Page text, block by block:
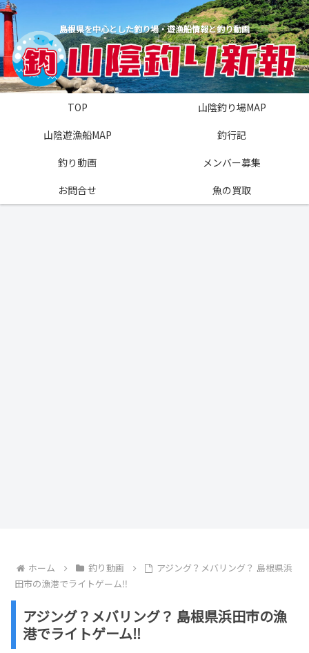
島根県を中心とした釣り場・遊漁船情報と釣り動画
TOP
山陰釣り場MAP
山陰遊漁船MAP
釣行記
釣り動画
メンバー募集
お問合せ
魚の買取
ホーム 釣り動画
アジング？メバリング？ 島根県浜
田市の漁港でライトゲーム‼️
アジング？メバリング？ 島根県浜田市の漁
港でライトゲーム‼️